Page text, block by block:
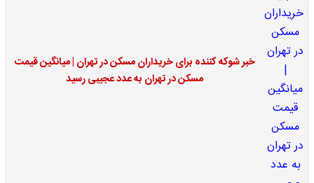
خبر شوکه کننده برای خریداران مسکن در تهران | میانگین قیمت
مسکن در تهران به عدد عجیبی رسید